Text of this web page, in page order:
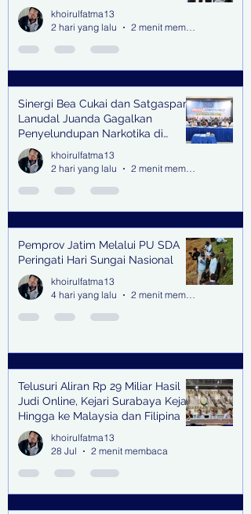
Tanjung Perak
khoirulfatma13
2 hari yang lalu
2 menit membaca
Sinergi Bea Cukai dan Satgaspam
Lanudal Juanda Gagalkan
Penyelundupan Narkotika di
Bandara Juanda
khoirulfatma13
2 hari yang lalu
2 menit membaca
Pemprov Jatim Melalui PU SDA
Peringati Hari Sungai Nasional
khoirulfatma13
4 hari yang lalu
2 menit membaca
Telusuri Aliran Rp 29 Miliar Hasil
Judi Online, Kejari Surabaya Kejar
Hingga ke Malaysia dan Filipina
khoirulfatma13
28 Jul
2 menit membaca